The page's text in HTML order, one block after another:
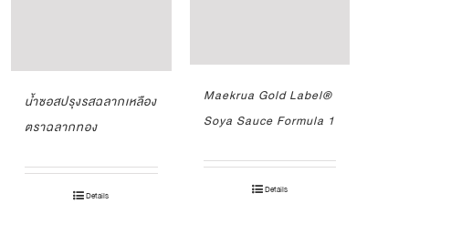
น้ำซอสปรุงรสฉลากเหลือง
ตราฉลากทอง
Details
Maekrua Gold Label®
Soya Sauce Formula 1
Details